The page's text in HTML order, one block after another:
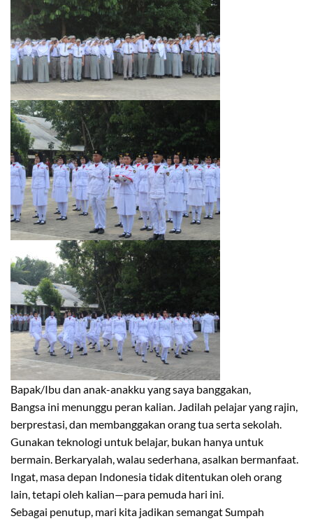
Bapak/Ibu dan anak-anakku yang saya banggakan,
Bangsa ini menunggu peran kalian. Jadilah pelajar yang rajin,
berprestasi, dan membanggakan orang tua serta sekolah.
Gunakan teknologi untuk belajar, bukan hanya untuk
bermain. Berkaryalah, walau sederhana, asalkan bermanfaat.
Ingat, masa depan Indonesia tidak ditentukan oleh orang
lain, tetapi oleh kalian—para pemuda hari ini.
Sebagai penutup, mari kita jadikan semangat Sumpah